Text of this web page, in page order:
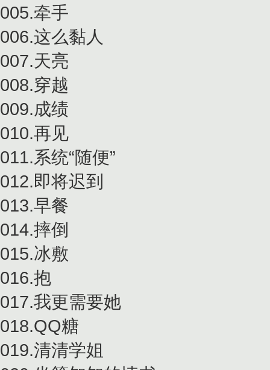
005.牵手
006.这么黏人
007.天亮
008.穿越
009.成绩
010.再见
011.系统“随便”
012.即将迟到
013.早餐
014.摔倒
015.冰敷
016.抱
017.我更需要她
018.QQ糖
019.清清学姐